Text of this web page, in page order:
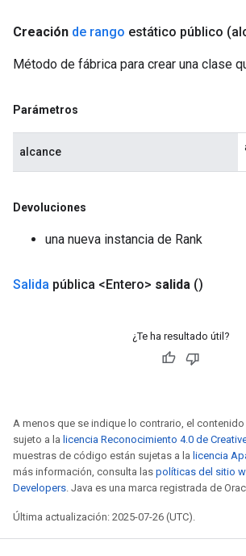
Creación de rango estático público
Método de fábrica para crear una clase
Parámetros
alcance
Devoluciones
una nueva instancia de Rank
Salida pública <Entero> salida ()
¿Te ha resultado útil?
A menos que se indique lo contrario, el
sujeto a la licencia Reconocimiento 4.0 de
muestras de código están sujetas a la licencia
más información, consulta las políticas del sitio
Developers. Java es una marca registrada de
Última actualización: 2025-07-26 (UTC).